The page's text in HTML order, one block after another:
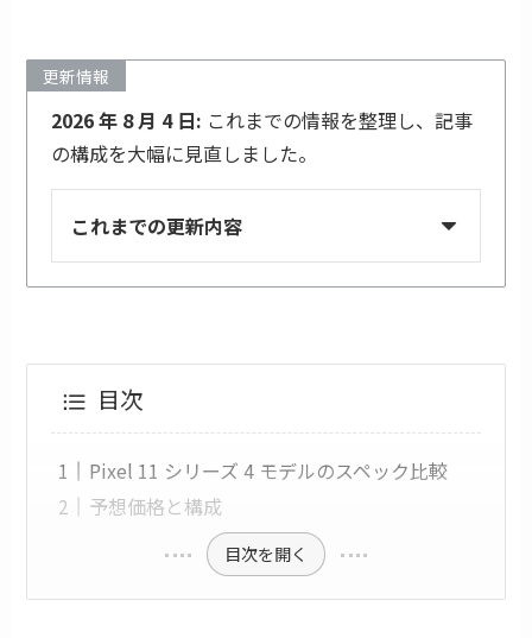
更新情報
2026 年 8 月 4 日: これまでの情報を整理し、記事
の構成を大幅に見直しました。
これまでの更新内容
目次
Pixel 11 シリーズ 4 モデルのスペック比較
予想価格と構成
目次を開く